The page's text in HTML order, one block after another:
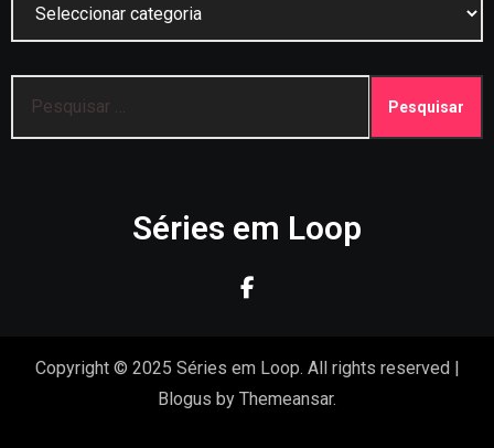
por:
Séries em Loop
Copyright © 2025 Séries em Loop. All rights reserved |
Blogus by Themeansar.